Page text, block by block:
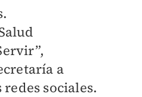
a
redes sociales.